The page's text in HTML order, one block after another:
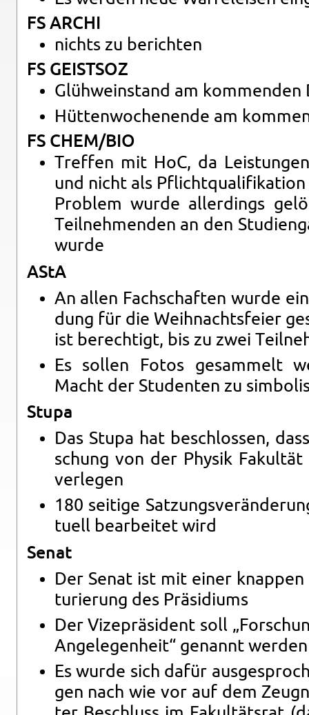
FS ARCHI
nichts zu be­rich­ten
FS GEIST­SOZ
Glüh­wein­stand am kom­men­den
Hüt­ten­wo­chen­en­de am
FS CHEM/BIO
Tref­fen mit HoC, da
und nicht als
Pro­blem wurde al­ler­dings
Teil­neh­men­den an den
wurde
AStA
An allen Fach­schaf­ten wurde
dung für die Weih­nachts­fei­er
ist be­rech­tigt, bis zu zwei
Es sol­len Fotos ge­sam­melt
Macht der Stu­den­ten zu
Stupa
Das Stupa hat be­schlos­sen,
schung von der Phy­sik
ver­le­gen
180 sei­ti­ge
tu­ell be­ar­bei­tet wird
Senat
Der Senat ist mit einer
tu­rie­rung des Prä­si­di­ums
Der Vi­ze­prä­si­dent soll
An­ge­le­gen­heit“ ge­nannt wer­den
Es wurde sich dafür
gen nach wie vor auf dem